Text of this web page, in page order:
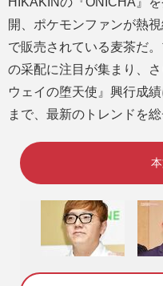
開、ポケモンファンが熱
で販売されている麦茶だ
の采配に注目が集まり、
ウェイの堕天使』興行成
まで、最新のトレンドを総